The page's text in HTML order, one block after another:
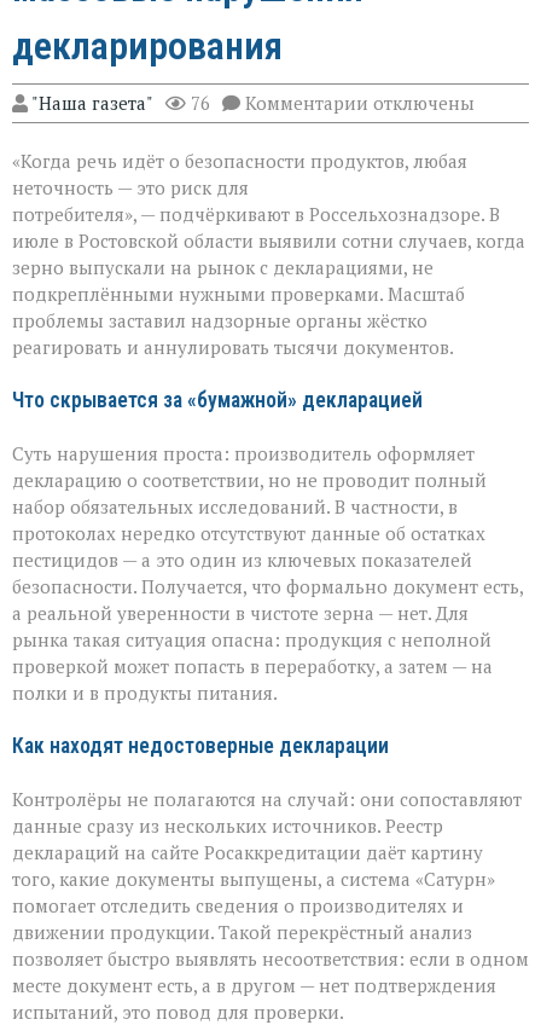
декларирования
"Наша газета" 76 Комментарии к
записи
под
Ростовской
области
вскрыли
массовые
нарушения
декларирования
отключены
«Когда речь идёт о безопасности продуктов, любая
неточность — это риск для
потребителя», — подчёркивают в Россельхознадзоре. В
июле в Ростовской области выявили сотни случаев, когда
зерно выпускали на рынок с декларациями, не
подкреплёнными нужными проверками. Масштаб
проблемы заставил надзорные органы жёстко
реагировать и аннулировать тысячи документов.
Что скрывается за «бумажной» декларацией
Суть нарушения проста: производитель оформляет
декларацию о соответствии, но не проводит полный
набор обязательных исследований. В частности, в
протоколах нередко отсутствуют данные об остатках
пестицидов — а это один из ключевых показателей
безопасности. Получается, что формально документ есть,
а реальной уверенности в чистоте зерна — нет. Для
рынка такая ситуация опасна: продукция с неполной
проверкой может попасть в переработку, а затем — на
полки и в продукты питания.
Как находят недостоверные декларации
Контролёры не полагаются на случай: они сопоставляют
данные сразу из нескольких источников. Реестр
деклараций на сайте Росаккредитации даёт картину
того, какие документы выпущены, а система «Сатурн»
помогает отследить сведения о производителях и
движении продукции. Такой перекрёстный анализ
позволяет быстро выявлять несоответствия: если в одном
месте документ есть, а в другом — нет подтверждения
испытаний, это повод для проверки.